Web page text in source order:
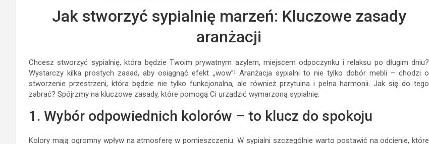
Jak stworzyć sypialnię marzeń: Kluczowe zasady
aranżacji
Chcesz stworzyć sypialnię, która będzie Twoim prywatnym azylem, miejscem odpoczynku i relaksu po długim dniu?
Wystarczy kilka prostych zasad, aby osiągnąć efekt „wow”! Aranżacja sypialni to nie tylko dobór mebli – chodzi o
stworzenie przestrzeni, która będzie nie tylko funkcjonalna, ale również przytulna i pełna harmonii. Jak się do tego
zabrać? Spójrzmy na kluczowe zasady, które pomogą Ci urządzić wymarzoną sypialnię.
1. Wybór odpowiednich kolorów – to klucz do spokoju
Kolory mają ogromny wpływ na atmosferę w pomieszczeniu. W sypialni szczególnie warto postawić na odcienie, które